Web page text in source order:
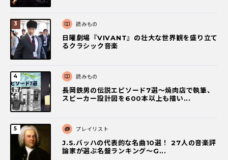
読みもの
日曜劇場『VIVANT』の壮大な世界観を盛り立て
るクラシック音楽
読みもの
長岡鉄男の伝説エピソード7選〜焼肉店で執筆、
スピーカー設計図を600本以上も描い...
プレイリスト
J.S.バッハの代表的な名曲10選！ 27人の音楽評
論家が選ぶ名盤ランキング〜G...